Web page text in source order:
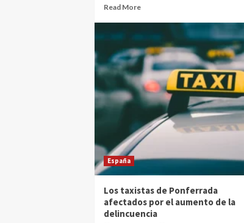
Read More
España
Los taxistas de Ponferrada
afectados por el aumento de la
delincuencia